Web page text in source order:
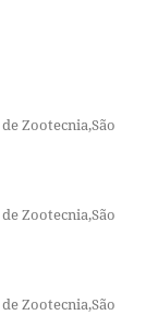
Zootecnia,São
Zootecnia,São
Zootecnia,São